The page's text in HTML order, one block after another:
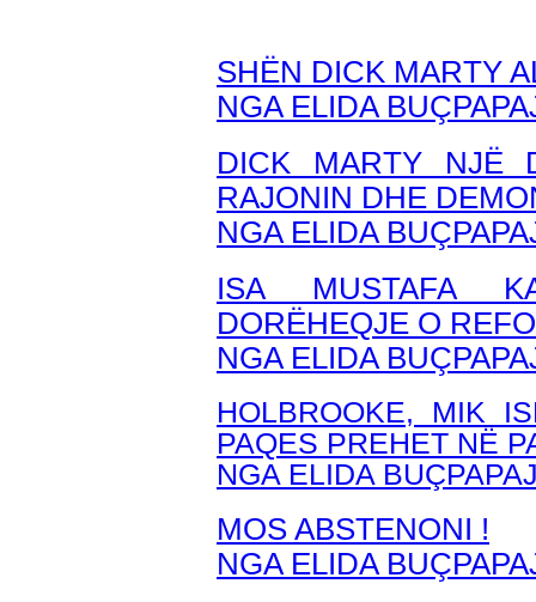
SHËN DICK MARTY
NGA ELIDA
DICK MARTY NJË
RAJONIN DHE
NGA ELIDA
ISA MUSTAFA
DORËHEQJE O
NGA ELIDA
HOLBROOKE, MIK
PAQES PREHET NË
NGA ELIDA
MOS ABSTENONI !
NGA ELIDA